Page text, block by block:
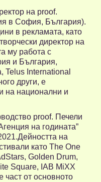
на proof.
в София, България).
в рекламата, като
директор на
му работа с
и България,
Telus International
други, е
на национални и
proof. Печели
на годината”
на
като The One
Golden Drum,
Square, IAB MiXX
част от основното